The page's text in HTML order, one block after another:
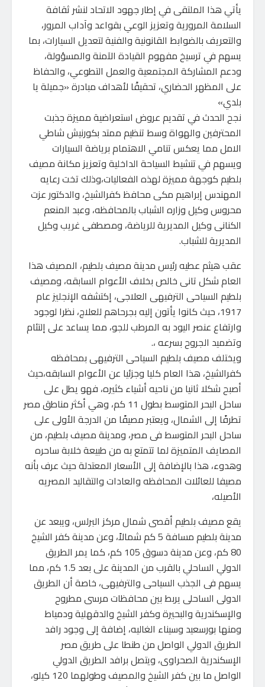
يأتي هذا الملتقى في إطار جهود الاتحاد لنشر ثقافة
السلامة المرورية وتعزيز الوعي بقواعد وآداب المرور،
والتعريف بالضوابط القانونية والفنية لتعديل السيارات، بما
يسهم في ترسيخ مفهوم القيادة الآمنة والمسؤولة،
ودعم المشاركة المجتمعية والعمل التطوعي، والحفاظ
على المظهر الحضاري، تحقيقًا لأهداف مبادرة «جميلة يا
بلدي»
نجح الحدث في تقديم عروض استعراضية مميزة جذبت
المحترفين والهواة وسط تنظيم ممتد بكورنيش شاطي
الامل مما يعكس تنامي الاهتمام برياضة السيارات
ويسهم في تنشيط السياحة الداخلية وتعزيز مكانة مصيف
بلطيم كوجهة مميزة لهذه الفعاليات،وذلك تخت رعايه
المهندس إبراهيم مكى محافظ كفرالشيخ، والدكتور عزت
محروس وكيل وزاره الشباب بالمحافظه، وعبد المنعم
الكنانى وكيل المديرية للرياضة، ومصطفى غريب وكيل
المديرية للشباب.
عقب هيثم عطيه رئيس مدينة مصيف بلطيم، المصيف هذا
العام شكل تانى خالص بخلاف الأعوام السابقه، ومصيف
بلطيم السياحى الترفيهى العلاجى، إكتشفه الإنجليز عام
1917، حيث كانوا يأتون إليه بجرحاهم للعلاج، نظرا لوجود
وارتفاع عنصر اليود به المرطب للجو، مما يساعد على إلتئام
وتضميد الجروح بسرعه ،.
ويختلف مصيف بلطيم السياحى الترفيهى بمحافظه
كفرالشيخ، هذا العام كليا وجزئيا عن الأعوام السابقه،حيث
أصبح شكلا ثانيا من ناحيه أشياء كثيره، فهو يطل على
ساحل البحر المتوسط بطول 11 كم، وهي أكثر مناطق مصر
تطرفًا إلى الشمال، ويعتبر مصيفًا من الدرجة الأولى على
ساحل البحر المتوسط فى مصر، ومدينة مصيف بلطيم، من
المصايف المتميزة لما تتمتع به من طبيعة خلابة ساحره
وهدوء، هذا بالإضافة إلى الأسعار المعتدلة حيث عرف بأنه
مصيفا للعائلات المحافظه والعادات والتقاليد المصريه
الأصيله،
يقع مصيف بلطيم أقصى شمال مركز البرلس، ويبعد عن
مدينة بلطيم مسافة 5 كم شمالاً، وعن مدينة كفر الشيخ
80 كم، وعن مدينة دسوق 105 كم، كما يمر الطريق
الدولي الساحلي بالقرب من المدينة على بعد 1.5 كم، مما
يسهم فى الجذب السياحى والترفيهى، خاصة أن الطريق
الدولى الساحلى يربط بين محافظات مرسى مطروح
والإسكندرية والبحيرة وكفر الشيخ والدقهلية ودمياط
ومنها بورسعيد وسيناء الغاليه، إضافة إلى وجود رافد
الطريق الدولي الواصل من طنطا على طريق مصر
الإسكندرية الصحراوى، ويتصل برافد الطريق الدولي
الواصل ما بين كفر الشيخ والمصيف وطولهما 120 كيلو،